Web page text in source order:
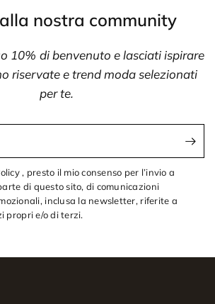
nostra community
10% di benvenuto e lasciati ispirare
riservate e trend moda selezionati
per te.
, presto il mio consenso per l’invio a
di questo sito, di comunicazioni
inclusa la newsletter, riferite a
propri e/o di terzi.